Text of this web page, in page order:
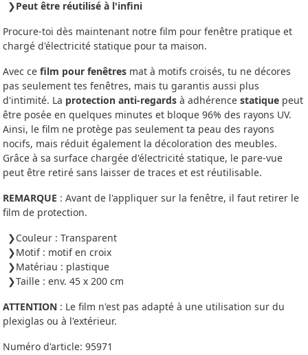
Peut être réutilisé à l'infini
Procure-toi dès maintenant notre film pour fenêtre pratique et
chargé d'électricité statique pour ta maison.
Avec ce film pour fenêtres mat à motifs croisés, tu ne décores
pas seulement tes fenêtres, mais tu garantis aussi plus
d'intimité. La protection anti-regards à adhérence statique peut
être posée en quelques minutes et bloque 96% des rayons UV.
Ainsi, le film ne protège pas seulement ta peau des rayons
nocifs, mais réduit également la décoloration des meubles.
Grâce à sa surface chargée d'électricité statique, le pare-vue
peut être retiré sans laisser de traces et est réutilisable.
REMARQUE : Avant de l'appliquer sur la fenêtre, il faut retirer le
film de protection.
Couleur : Transparent
Motif : motif en croix
Matériau : plastique
Taille : env. 45 x 200 cm
ATTENTION : Le film n'est pas adapté à une utilisation sur du
plexiglas ou à l'extérieur.
Numéro d'article: 95971